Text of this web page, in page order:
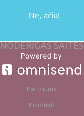
NODERĪGAS SAITES
Par mums
Produkti
Ne, ačiū!